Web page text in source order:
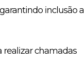
inclusão a
realizar chamadas